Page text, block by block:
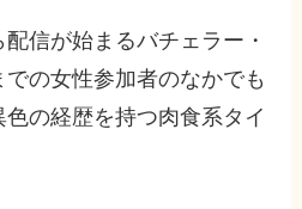
信が始まるバチェラー・
の女性参加者のなかでも
の経歴を持つ肉食系タイ